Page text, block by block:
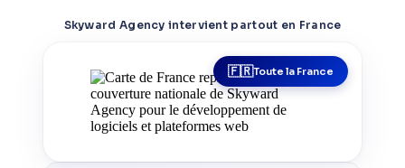
Skyward Agency intervient partout en France
Toute la France